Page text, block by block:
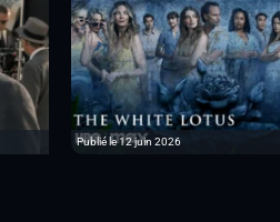
Publié le 12 juin 2026